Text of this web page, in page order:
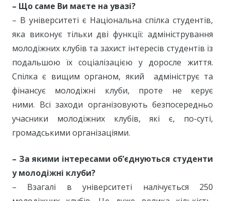
– Що саме Ви маєте на увазі?
– В університеті є Національна спілка студентів,
яка виконує тільки дві функції: адміністрування
молодіжних клубів та захист інтересів студентів із
подальшою їх соціалізацією у доросле життя.
Спілка є вищим органом, який адмініструє та
фінансує молодіжні клуби, проте не керує
ними. Всі заходи організовують безпосередньо
учасники молодіжних клубів, які є, по-суті,
громадськими організаціями.
– За якими інтересами об’єднуються студенти
у молодіжні клуби?
– Взагалі в університеті налічується 250